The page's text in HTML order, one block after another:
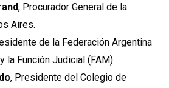
, Procurador General de la
Aires.
de la Federación Argentina
la Función Judicial (FAM).
, Presidente del Colegio de